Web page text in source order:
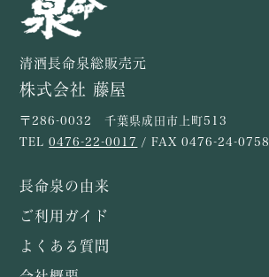
清酒長命泉総販売元
株式会社 藤屋
〒286-0032 千葉県成田市上町513
TEL0476-22-0017 / FAX 0476-24-0758
長命泉の由来
ご利用ガイド
よくある質問